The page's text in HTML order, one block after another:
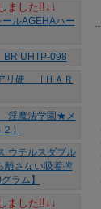
ました!!↓↓
ました!!↓↓